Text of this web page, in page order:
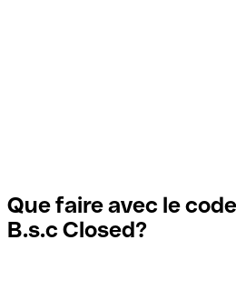
Que faire avec le
B.s.c Closed?